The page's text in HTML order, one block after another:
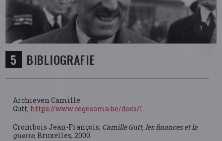
BIBLIOGRAFIE
Archieven Camille
Gutt, https://www.cegesoma.be/docs/I...
Crombois Jean-François, Camille Gutt, les finances et la
guerre, Bruxelles, 2000.